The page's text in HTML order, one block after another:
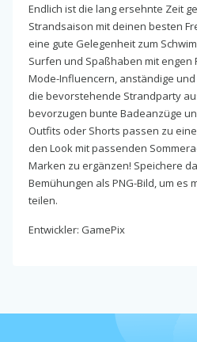
Endlich ist die lang ersehnte Zeit
Strandsaison mit deinen besten
eine gute Gelegenheit zum
Surfen und Spaßhaben mit engen
Mode-Influencern, anständige
die bevorstehende Strandparty
bevorzugen bunte Badeanzüge
Outfits oder Shorts passen zu
den Look mit passenden
Marken zu ergänzen! Speichere
Bemühungen als PNG-Bild, um es
teilen.
Entwickler: GamePix